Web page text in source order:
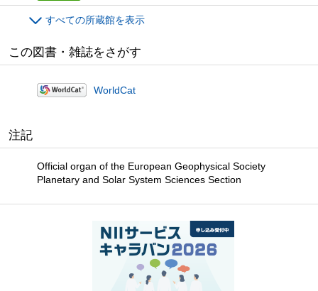
すべての所蔵館を表示
この図書・雑誌をさがす
WorldCat
注記
Official organ of the European Geophysical Society
Planetary and Solar System Sciences Section